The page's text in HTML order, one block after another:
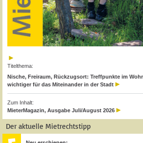
Titelthema:
Nische, Freiraum, Rückzugsort: Treffpunkte im
wichtiger für das Miteinander in der Stadt
Zum Inhalt:
MieterMagazin, Ausgabe Juli/August 2026
Der aktuelle Mietrechtstipp